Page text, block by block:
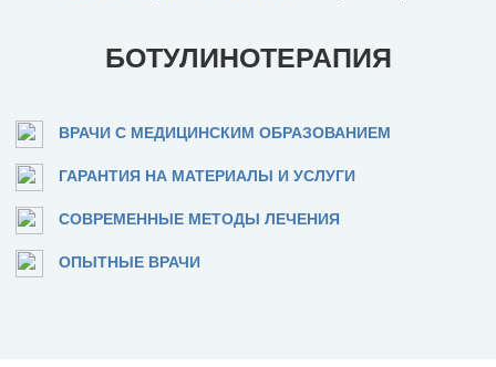
БОТУЛИНОТЕРАПИЯ
ВРАЧИ С МЕДИЦИНСКИМ ОБРАЗОВАНИЕМ
ГАРАНТИЯ НА МАТЕРИАЛЫ И УСЛУГИ
СОВРЕМЕННЫЕ МЕТОДЫ ЛЕЧЕНИЯ
ОПЫТНЫЕ ВРАЧИ